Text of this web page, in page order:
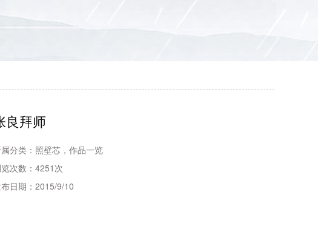
良拜师
分类： 照壁芯，作品一览
次数： 4251次
日期： 2015/9/10